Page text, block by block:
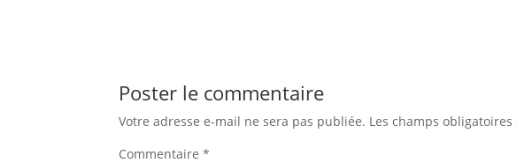
Poster le commentaire
Votre adresse e-mail ne sera pas publiée. Les champs
Commentaire*